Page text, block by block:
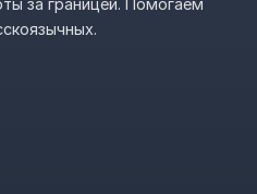
за границей. Помогаем